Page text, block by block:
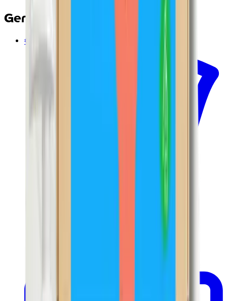
Gerelateerde producten
€10.00